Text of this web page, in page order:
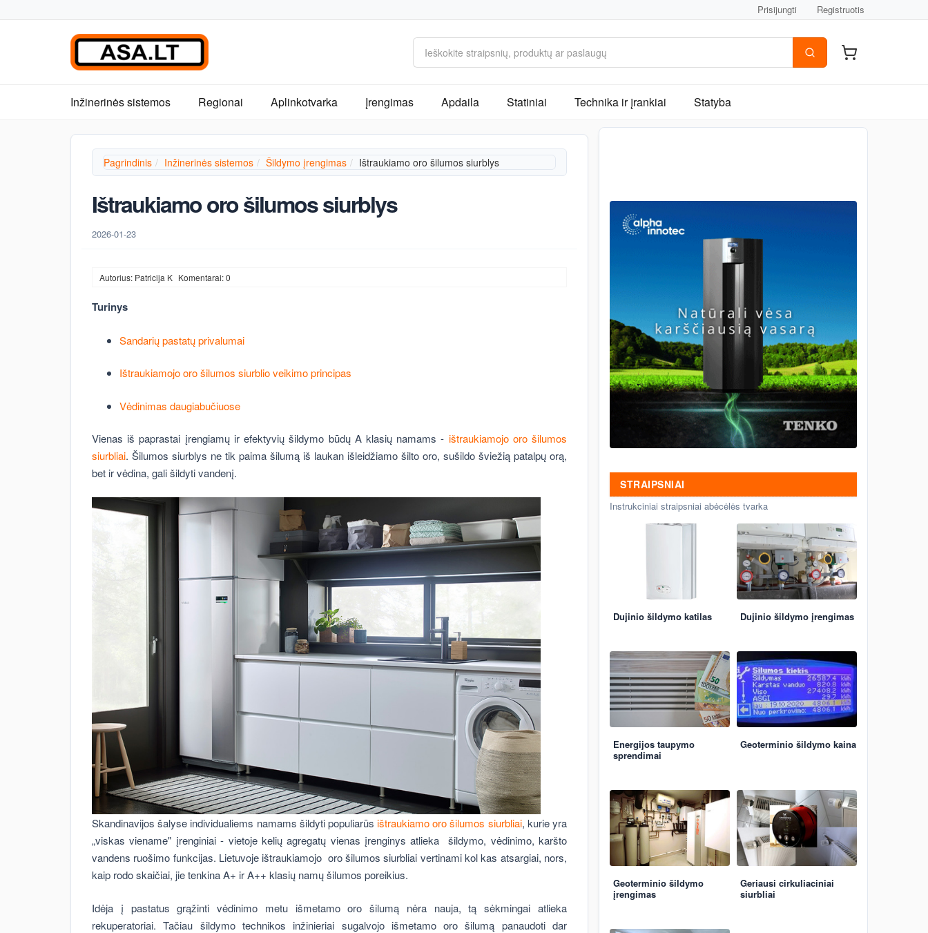
Prisijungti Registruotis
Inžinerinės sistemos Regionai Aplinkotvarka Įrengimas Apdaila Statiniai Technika ir įrankiai Statyba
Pagrindinis Inžinerinės sistemos Šildymo įrengimas Ištraukiamo oro šilumos siurblys
Ištraukiamo oro šilumos siurblys
2026-01-23
Autorius: Patricija K Komentarai: 0
Turinys
Sandarių pastatų privalumai
Ištraukiamojo oro šilumos siurblio veikimo principas
Vėdinimas daugiabučiuose
Vienas iš paprastai įrengiamų ir efektyvių šildymo būdų A klasių namams - ištraukiamojo oro šilumos
siurbliai. Šilumos siurblys ne tik paima šilumą iš laukan išleidžiamo šilto oro, sušildo šviežią patalpų orą,
bet ir vėdina, gali šildyti vandenį.
Skandinavijos šalyse individualiems namams šildyti populiarūsištraukiamo oro šilumos siurbliai, kurie yra
„viskas viename" įrenginiai - vietoje kelių agregatų vienas įrenginys atlieka šildymo, vėdinimo, karšto
vandens ruošimo funkcijas. Lietuvoje ištraukiamojo oro šilumos siurbliai vertinami kol kas atsargiai, nors,
kaip rodo skaičiai, jie tenkina A+ ir A++ klasių namų šilumos poreikius.
Idėja į pastatus grąžinti vėdinimo metu išmetamo oro šilumą nėra nauja, tą sėkmingai atlieka
rekuperatoriai. Tačiau šildymo technikos inžinieriai sugalvojo išmetamo oro šilumą panaudoti dar
STRAIPSNIAI
Instrukciniai straipsniai abėcėlės tvarka
Dujinio šildymo katilas Dujinio šildymo įrengimas
Energijos taupymo
sprendimai
Geoterminio šildymo kaina
Geoterminio šildymo
įrengimas
Geriausi cirkuliaciniai
siurbliai